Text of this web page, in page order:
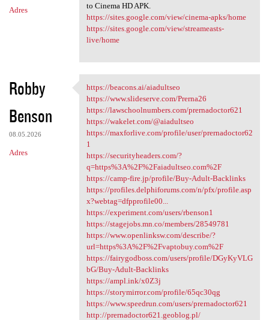
Adres
to Cinema HD APK.
https://sites.google.com/view/cinema-apks/home
https://sites.google.com/view/streameasts-
live/home
Robby
Benson
08.05.2026
Adres
https://beacons.ai/aiadultseo
https://beacons.ai/aiadultseo
https://www.slideserve.com/Prerna26
https://lawschoolnumbers.com/prernadoctor621
https://wakelet.com/@aiadultseo
https://maxforlive.com/profile/user/prernadoctor62
1
https://securityheaders.com/?
q=https%3A%2F%2Faiadultseo.com%2F
https://camp-fire.jp/profile/Buy-Adult-Backlinks
https://profiles.delphiforums.com/n/pfx/profile.asp
x?webtag=dfpprofile00...
https://experiment.com/users/rbenson1
https://stagejobs.mn.co/members/28549781
https://www.openlinksw.com/describe/?
url=https%3A%2F%2Fvaptobuy.com%2F
https://fairygodboss.com/users/profile/DGyKyVLG
bG/Buy-Adult-Backlinks
https://ampl.ink/x0Z3j
https://storymirror.com/profile/65qc30qg
https://www.speedrun.com/users/prernadoctor621
http://prernadoctor621.geoblog.pl/